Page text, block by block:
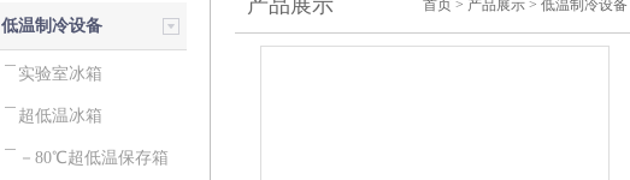
低温制冷设备
实验室冰箱
超低温冰箱
－80℃超低温保存箱
首页 > 产品展示 >低温制冷设备